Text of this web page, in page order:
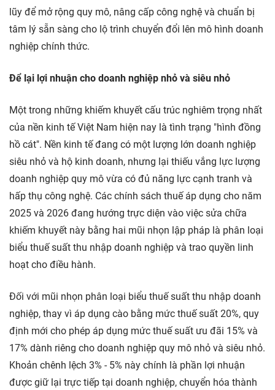
lũy để mở rộng quy mô, nâng cấp công nghệ và chuẩn bị
tâm lý sẵn sàng cho lộ trình chuyển đổi lên mô hình doanh
nghiệp chính thức.
Để lại lợi nhuận cho doanh nghiệp nhỏ và siêu nhỏ
Một trong những khiếm khuyết cấu trúc nghiêm trọng nhất
của nền kinh tế Việt Nam hiện nay là tình trạng "hình đồng
hồ cát". Nền kinh tế đang có một lượng lớn doanh nghiệp
siêu nhỏ và hộ kinh doanh, nhưng lại thiếu vắng lực lượng
doanh nghiệp quy mô vừa có đủ năng lực cạnh tranh và
hấp thụ công nghệ. Các chính sách thuế áp dụng cho năm
2025 và 2026 đang hướng trực diện vào việc sửa chữa
khiếm khuyết này bằng hai mũi nhọn lập pháp là phân loại
biểu thuế suất thu nhập doanh nghiệp và trao quyền linh
hoạt cho điều hành.
Đối với mũi nhọn phân loại biểu thuế suất thu nhập doanh
nghiệp, thay vì áp dụng cào bằng mức thuế suất 20%, quy
định mới cho phép áp dụng mức thuế suất ưu đãi 15% và
17% dành riêng cho doanh nghiệp quy mô nhỏ và siêu nhỏ.
Khoản chênh lệch 3% - 5% này chính là phần lợi nhuận
được giữ lại trực tiếp tại doanh nghiệp, chuyển hóa thành